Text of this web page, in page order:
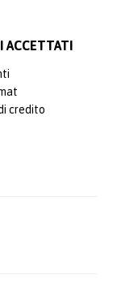
ACCETTATI
credito